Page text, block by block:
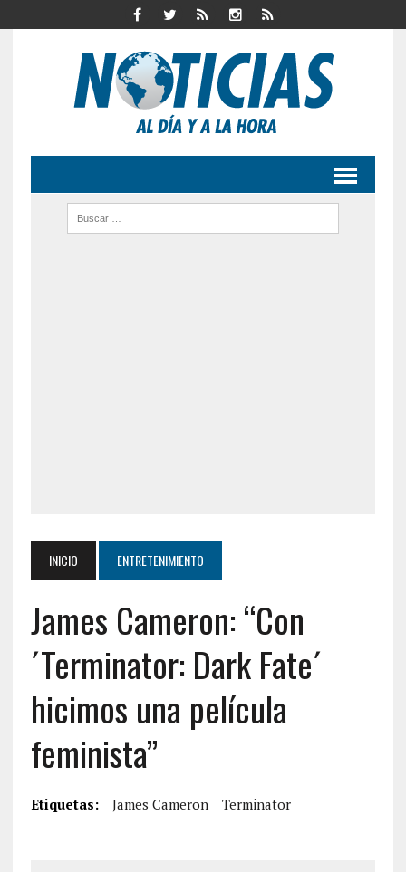
INICIO ENTRETENIMIENTO
James Cameron: “Con
´Terminator: Dark Fate´
hicimos una película
feminista”
Etiquetas: James Cameron Terminator